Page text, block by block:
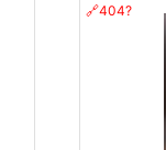
🔗404?